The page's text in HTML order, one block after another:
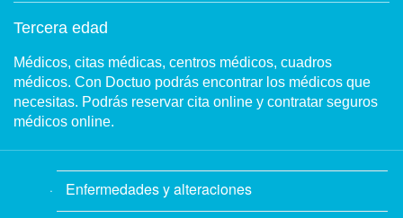
Tercera edad
Médicos, citas médicas, centros médicos, cuadros
médicos. Con Doctuo podrás encontrar los médicos que
necesitas. Podrás reservar cita online y contratar seguros
médicos online.
Enfermedades y alteraciones